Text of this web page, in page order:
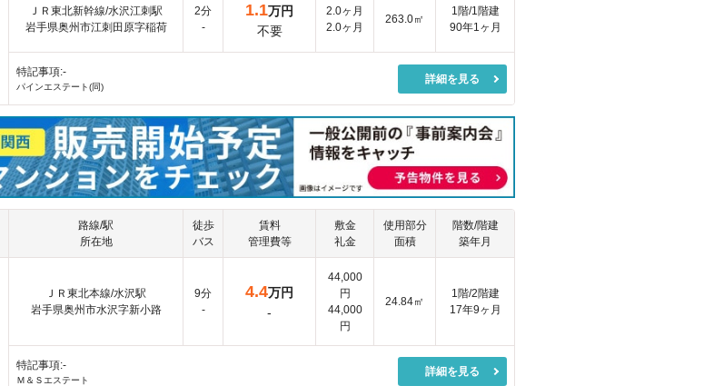
ＪＲ東北新幹線/水沢江刺駅
岩手県奥州市江刺田原字稲荷
2分
-
1.1万円
不要
2.0ヶ月
2.0ヶ月
263.0㎡
1階/1階建
90年1ヶ月
特記事項:-
パインエステート(同)
詳細を見る
路線/駅
所在地
徒歩
バス
賃料
管理費等
敷金
礼金
使用部分
面積
階数/階建
築年月
ＪＲ東北本線/水沢駅
岩手県奥州市水沢字新小路
9分
-
4.4万円
-
44,000
円
44,000
円
24.84㎡
1階/2階建
17年9ヶ月
特記事項:-
Ｍ＆Ｓエステート
詳細を見る